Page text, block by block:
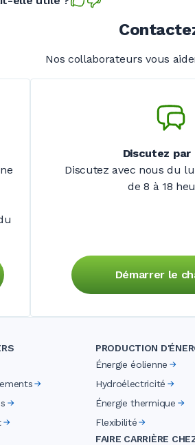
Nos collaborateurs vous
Discutez par
Discutez avec nous du
de 8 à 18
Démarrer le
PRODUCTION
Énergie éolienne
Hydroélectricité
Énergie thermique
Flexibilité
FAIRE CARRIÈRE